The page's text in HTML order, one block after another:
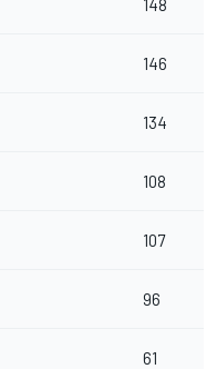
148
146
134
108
107
96
61